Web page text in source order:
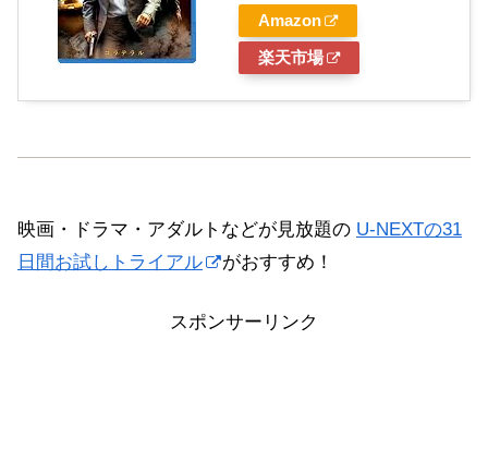
Amazon
楽天市場
映画・ドラマ・アダルトなどが見放題の U-NEXTの31
日間お試しトライアル
がおすすめ！
スポンサーリンク